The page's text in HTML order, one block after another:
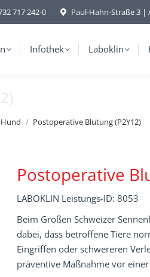
717 242-0 Paul-Hahn-Straße 3 |
Infothek Laboklin
Hund Postoperative Blutung (P2Y12)
Postoperative
LABOKLIN Leistungs-ID: 8053
Beim Großen Schweizer
dabei, dass betroffene Tiere
Eingriffen oder schwereren
präventive Maßnahme vor